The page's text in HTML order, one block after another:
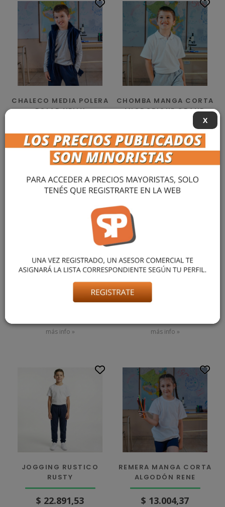
CHALECO MEDIA POLERA
POLAR NELLY
$ 31.996,73
más info »
CHOMBA MANGA CORTA
MICROPIQUE GRAND
$ 19.249,45
más info »
CHOMBA MANGA LARGA
MICROPIQUE GEOR
más info »
JOGGING FRISA NATAN
más info »
JOGGING RUSTICO
RUSTY
$ 22.891,53
REMERA MANGA CORTA
ALGODÓN RENE
$ 13.004,37
X